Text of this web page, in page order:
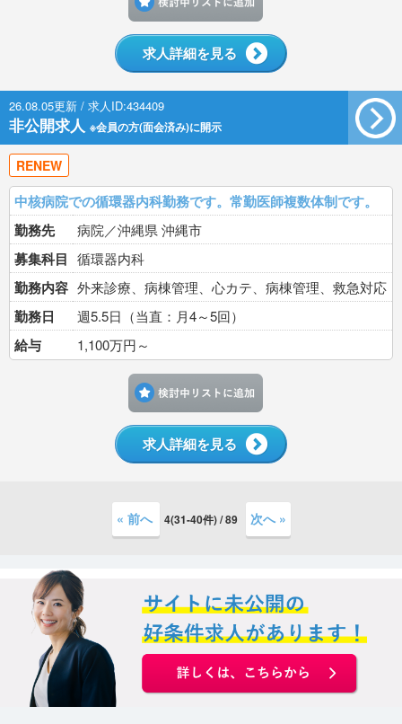
求人詳細を見る
26.08.05更新 / 求人ID:434409
非公開求人 ※会員の方(面会済み)に開示
RENEW
中核病院での循環器内科勤務です。常勤医師複数体制です。
勤務先
病院／沖縄県 沖縄市
募集科目 循環器内科
勤務内容 外来診療、病棟管理、心カテ、病棟管理、救急対応
勤務日 週5.5日（当直：月4～5回）
給与 1,100万円～
求人詳細を見る
« 前へ 4(31-40件) / 89 次へ »